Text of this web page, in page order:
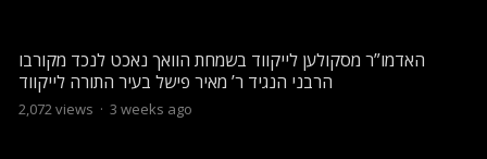
האדמו”ר מסקולען לייקווד בשמחת הוואך נאכט לנכד מקורבו
הרבני הנגיד ר’ מאיר פישל בעיר התורה לייקווד
2,072views · 3 weeks ago